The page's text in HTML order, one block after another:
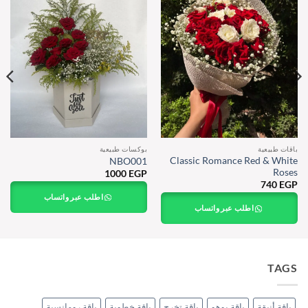
باقات طبيعية
Classic Romance Red & White
Roses
740 EGP
اطلب عبر واتساب
بوكسات طبيعية
NBO001
1000 EGP
اطلب عبر واتساب
TAGS